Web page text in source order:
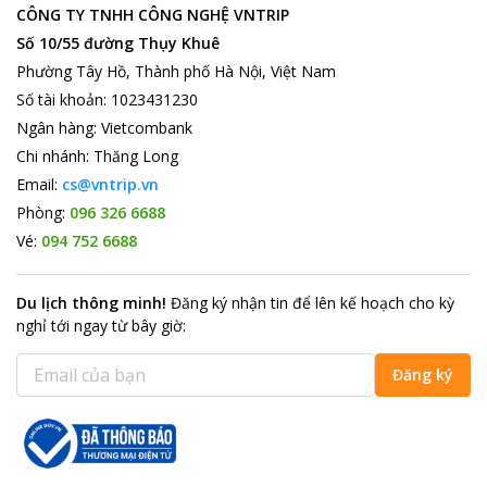
Lạt tọa lạc trên trục đường chính là đường Nguyễn Thị Minh
Khai và được xem là trung tâm, là biểu tượng của thành phố Đà
Lạt. Không chỉ là một ngôi chợ với các hoạt động mua bán, chợ
còn là điểm thu hút khách tham khi đến thành phố Đà Lạt. Tới
sắm cho mình những thứ mà bạn thích cho bản thân cũng như
để làm quà cho người thân, bạn bè.
CÔNG TY TNHH CÔNG NGHỆ VNTRIP
Số 10/55 đường Thụy Khuê
Phường Tây Hồ, Thành phố Hà Nội, Việt Nam
Số tài khoản: 1023431230
Ngân hàng: Vietcombank
Chi nhánh: Thăng Long
Email: cs@vntrip.vn
Phòng: 096 326 6688
Vé: 094 752 6688
Du lịch thông minh! Đăng ký nhận tin để lên kế hoạch cho kỳ
nghỉ tới ngay từ bây giờ:
Đăng ký